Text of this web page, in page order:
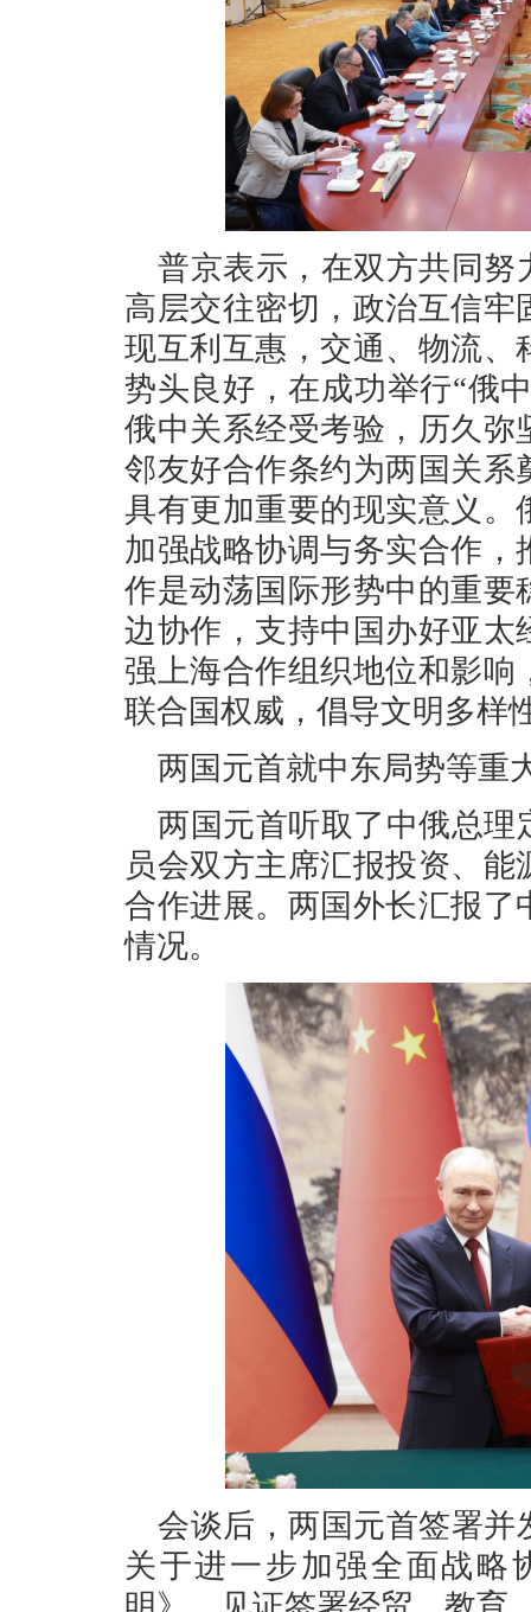
普京表示，在双方共同努
高层交往密切，政治互信
现互利互惠，交通、物流
势头良好，在成功举行“俄
俄中关系经受考验，历久
邻友好合作条约为两国关
具有更加重要的现实意义
加强战略协调与务实合作
作是动荡国际形势中的重
边协作，支持中国办好亚
强上海合作组织地位和影
联合国权威，倡导文明多样
两国元首就中东局势等重
两国元首听取了中俄总理
员会双方主席汇报投资、
合作进展。两国外长汇报
情况。
会谈后，两国元首签署并
关于进一步加强全面战略